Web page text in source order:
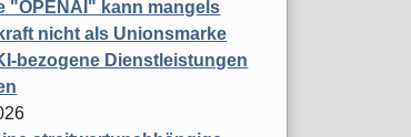
"OPENAI" kann mangels
nicht als Unionsmarke
bezogene Dienstleistungen